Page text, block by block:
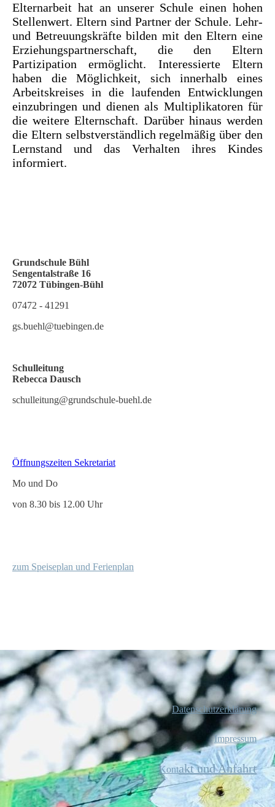
Elternarbeit hat an unserer Schule einen hohen
Stellenwert. Eltern sind Partner der Schule. Lehr-
und Betreuungskräfte bilden mit den Eltern eine
Erziehungspartnerschaft, die den Eltern
Partizipation ermöglicht. Interessierte Eltern
haben die Möglichkeit, sich innerhalb eines
Arbeitskreises in die laufenden Entwicklungen
einzubringen und dienen als Multiplikatoren für
die weitere Elternschaft. Darüber hinaus werden
die Eltern selbstverständlich regelmäßig über den
Lernstand und das Verhalten ihres Kindes
informiert.
Grundschule Bühl
Sengentalstraße 16
72072 Tübingen-Bühl
07472 - 41291
gs.buehl@tuebingen.de
Schulleitung
Rebecca Dausch
schulleitung@grundschule-buehl.de
Öffnungszeiten Sekretariat
Mo und Do
von 8.30 bis 12.00 Uhr
zum Speiseplan und Ferienplan
Datenschutzerklärung
Impressum
Kontaktund Anfahrt